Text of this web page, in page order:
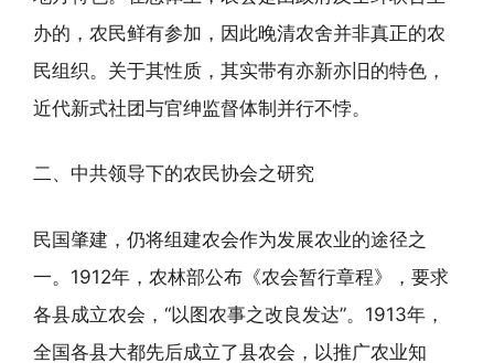
办的，农民鲜有参加，因此晚清农舍并非真正的农
民组织。关于其性质，其实带有亦新亦旧的特色，
近代新式社团与官绅监督体制并行不悖。
二、中共领导下的农民协会之研究
民国肇建，仍将组建农会作为发展农业的途径之
一。1912年，农林部公布《农会暂行章程》，要求
各县成立农会，“以图农事之改良发达”。1913年，
全国各县大都先后成立了县农会，以推广农业知